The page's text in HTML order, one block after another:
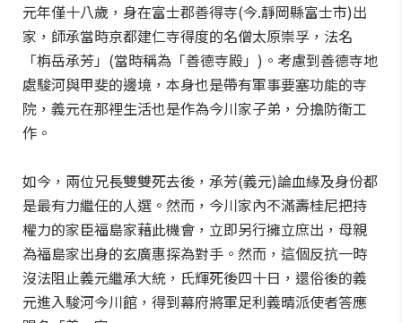
元年僅十八歲，身在富士郡善得寺(今.靜岡縣富士市)出
家，師承當時京都建仁寺得度的名僧太原崇孚，法名
「栴岳承芳」(當時稱為「善德寺殿」)。考慮到善德寺地
處駿河與甲斐的邊境，本身也是帶有軍事要塞功能的寺
院，義元在那裡生活也是作為今川家子弟，分擔防衛工
作。
如今，兩位兄長雙雙死去後，承芳(義元)論血緣及身份都
是最有力繼任的人選。然而，今川家內不滿壽桂尼把持
權力的家臣福島家藉此機會，立即另行擁立庶出，母親
為福島家出身的玄廣惠探為對手。然而，這個反抗一時
沒法阻止義元繼承大統，氏輝死後四十日，還俗後的義
元進入駿河今川館，得到幕府將軍足利義晴派使者答應